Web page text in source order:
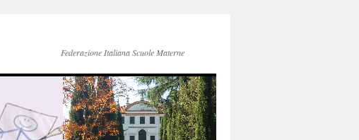
Federazione Italiana Scuole Materne